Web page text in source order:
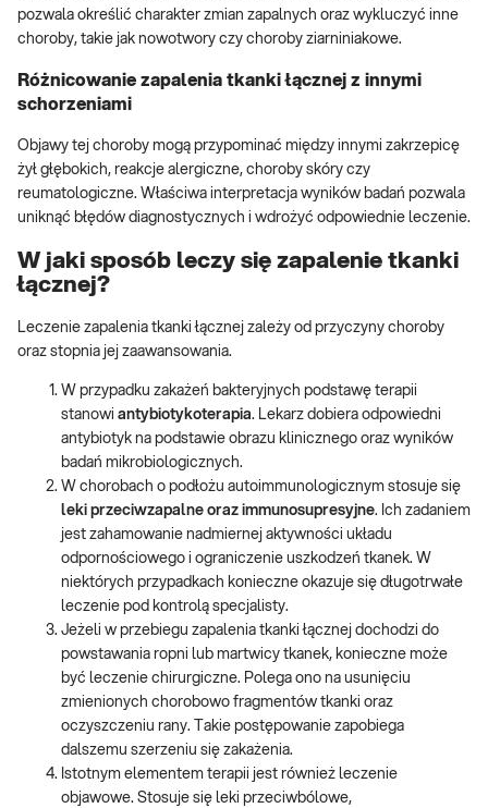
pozwala określić charakter zmian zapalnych oraz wykluczyć inne
choroby, takie jak nowotwory czy choroby ziarniniakowe.
Różnicowanie zapalenia tkanki łącznej z innymi
schorzeniami
Objawy tej choroby mogą przypominać między innymi zakrzepicę
żył głębokich, reakcje alergiczne, choroby skóry czy
reumatologiczne. Właściwa interpretacja wyników badań pozwala
uniknąć błędów diagnostycznych i wdrożyć odpowiednie leczenie.
W jaki sposób leczy się zapalenie tkanki
łącznej?
Leczenie zapalenia tkanki łącznej zależy od przyczyny choroby
oraz stopnia jej zaawansowania.
W przypadku zakażeń bakteryjnych podstawę terapii
stanowi antybiotykoterapia. Lekarz dobiera odpowiedni
antybiotyk na podstawie obrazu klinicznego oraz wyników
badań mikrobiologicznych.
W chorobach o podłożu autoimmunologicznym stosuje się
leki przeciwzapalne oraz immunosupresyjne. Ich zadaniem
jest zahamowanie nadmiernej aktywności układu
odpornościowego i ograniczenie uszkodzeń tkanek. W
niektórych przypadkach konieczne okazuje się długotrwałe
leczenie pod kontrolą specjalisty.
Jeżeli w przebiegu zapalenia tkanki łącznej dochodzi do
powstawania ropni lub martwicy tkanek, konieczne może
być leczenie chirurgiczne. Polega ono na usunięciu
zmienionych chorobowo fragmentów tkanki oraz
oczyszczeniu rany. Takie postępowanie zapobiega
dalszemu szerzeniu się zakażenia.
Istotnym elementem terapii jest również leczenie
objawowe. Stosuje się leki przeciwbólowe,